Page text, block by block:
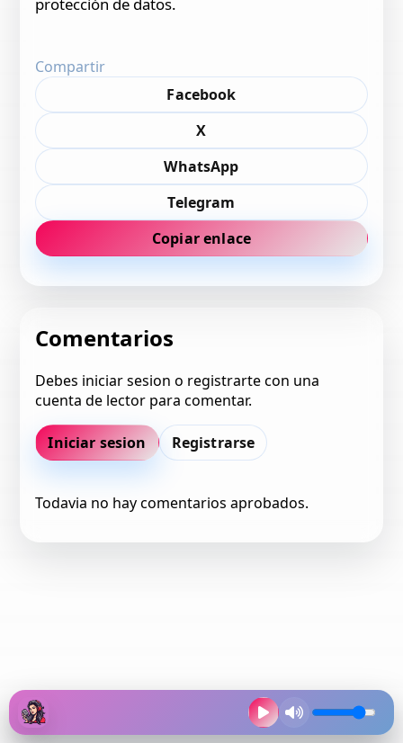
Compartir
Facebook
X
WhatsApp
Telegram
Copiar enlace
Comentarios
Debes iniciar sesion o registrarte con una
cuenta de lector para comentar.
Iniciar sesion Registrarse
Todavia no hay comentarios aprobados.